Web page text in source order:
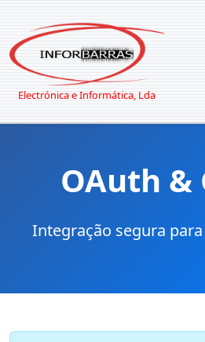
Electrónica e Informática, Lda
OAuth &
Integração segura